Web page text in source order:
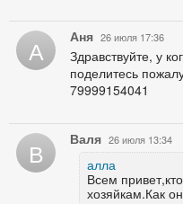
А Аня 26 июля 17:36
Здравствуйте, у
поделитесь
79999154041
В Валя 26 июля 13:34
алла
Всем
хозяйкам.Как